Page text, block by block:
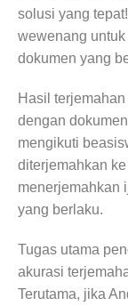
solusi yang
wewenang
dokumen yang
Hasil
dengan
mengikuti
diterjemahkan
menerjemahkan
yang berlaku.
Tugas utama
akurasi
Terutama, jika